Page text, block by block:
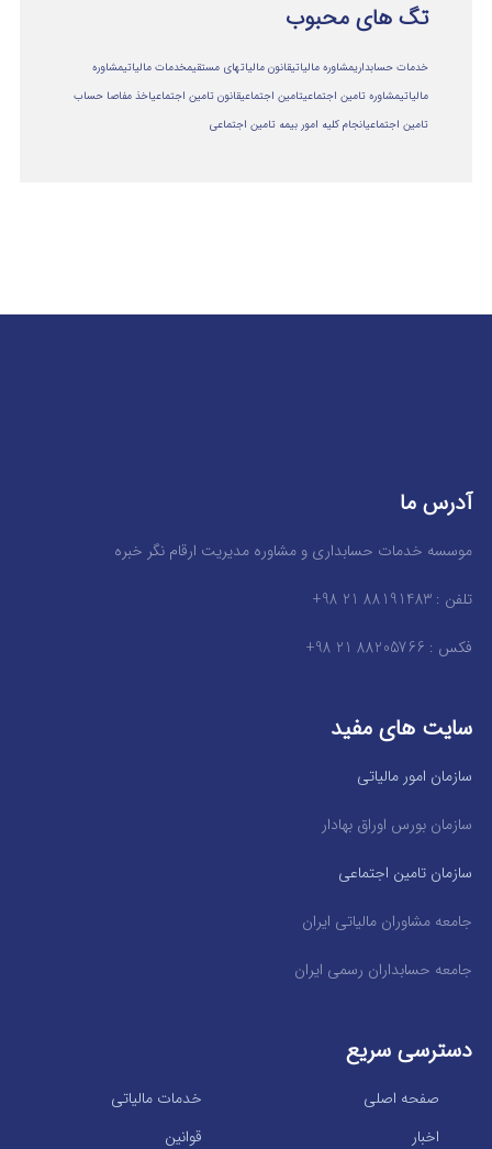
تگ های محبوب
خدمات حسابداریمشاوره مالیاتیقانون مالیاتهای مستقیمخدمات مالیاتیمشاوره
مالياتيمشاوره تامین اجتماعیتامین اجتماعیقانون تامین اجتماعیاخذ مفاصا حساب
تامین اجتماعیانجام کلیه امور بیمه تامین اجتماعی
آدرس ما
موسسه خدمات حسابداری و مشاوره مدیریت ارقام نگر خبره
تلفن : 88191483 21 98+
فکس : 88205766 21 98+
سایت های مفید
سازمان امور مالیاتی
سازمان بورس اوراق بهادار
سازمان تامین اجتماعی
جامعه مشاوران مالیاتی ایران
جامعه حسابداران رسمی ایران
دسترسی سریع
خدمات مالیاتی
صفحه اصلی
قوانین
اخبار